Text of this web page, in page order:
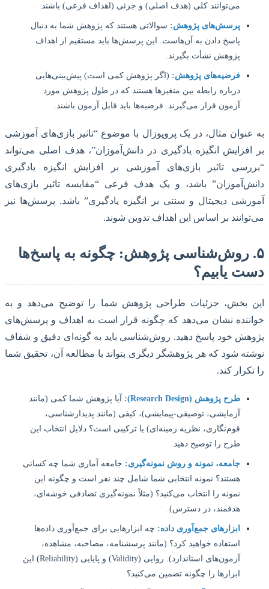
می‌توانند کلی (هدف اصلی) و جزئی (اهداف فرعی) باشند.
پرسش‌های پژوهش:سوالاتی هستند که پژوهش شما به دنبال
پاسخ دادن به آن‌هاست. این پرسش‌ها باید مستقیم از اهداف
پژوهش نشأت بگیرند.
فرضیه‌های پژوهش:(اگر پژوهش کمی است) پیش‌بینی‌هایی
درباره رابطه بین متغیرها هستند که در طول پژوهش مورد
آزمون قرار می‌گیرند. فرضیه‌ها باید قابل آزمون باشند.
مثال، در یک پروپوزال با موضوع “تاثیر بازی‌های آموزشی
انگیزه یادگیری در دانش‌آموزان”، هدف اصلی می‌تواند
تاثیر بازی‌های آموزشی بر افزایش انگیزه یادگیری
باشد، و یک هدف فرعی “مقایسه تاثیر بازی‌های
دیجیتال و سنتی بر انگیزه یادگیری” باشد. پرسش‌ها نیز
بر اساس این اهداف تدوین شوند.
روش‌شناسی پژوهش: چگونه به پاسخ‌ها
یابیم؟
بخش، جزئیات طراحی پژوهش شما را توضیح می‌دهد و به
نشان می‌دهد که چگونه قرار است به اهداف و پرسش‌های
خود پاسخ دهید. روش‌شناسی باید به گونه‌ای دقیق و شفاف
شود که هر پژوهشگر دیگری بتواند با مطالعه آن، تحقیق شما
کند.
طرح پژوهش (Research Design):
آیا پژوهش شما کمی (مانند
آزمایشی، توصیفی-پیمایشی)، کیفی (مانند پدیدارشناسی،
قوم‌نگاری، نظریه زمینه‌ای) یا ترکیبی است؟ دلایل انتخاب این
طرح را توضیح دهید.
جامعه، نمونه و روش نمونه‌گیری:جامعه آماری شما چه کسانی
هستند؟ نمونه انتخابی شما شامل چند نفر است و چگونه این
نمونه را انتخاب می‌کنید؟ (مثلاً نمونه‌گیری تصادفی خوشه‌ای،
هدفمند، در دسترس).
ابزارهای جمع‌آوری داده: چه ابزارهایی برای جمع‌آوری داده‌ها
استفاده خواهید کرد؟ (مانند پرسشنامه، مصاحبه، مشاهده،
آزمون‌های استاندارد). روایی (Validity) و پایایی (Reliability) این
ابزارها را چگونه تضمین می‌کنید؟